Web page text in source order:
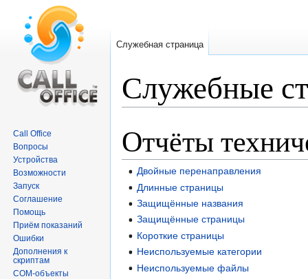
Служебные
к
навигации
к
поиску
Отчёты
Двойные перенаправления
Длинные страницы
Защищённые названия
Защищённые страницы
Короткие страницы
Неиспользуемые категории
Неиспользуемые файлы
Служебная страница
Call Office
Вопросы
Устройства
Возможности
Запуск
Соглашение
Помощь
Приём показаний
Ошибки
Дополнения к
скриптам
COM-объекты